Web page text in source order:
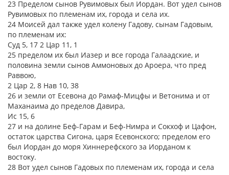
23 Пределом сынов Рувимовых был Иордан. Вот удел сынов
Рувимовых по племенам их, города и села их.
24 Моисей дал также удел колену Гадову, сынам Гадовым,
по племенам их:
Суд 5, 17 2 Цар 11, 1
25 пределом их был Иазер и все города Галаадские, и
половина земли сынов Аммоновых до Ароера, что пред
Раввою,
2 Цар 2, 8 Нав 10, 38
26 и земли от Есевона до Рамаф-Мицфы и Ветонима и от
Маханаима до пределов Давира,
Ис 15, 6
27 и на долине Беф-Гарам и Беф-Нимра и Сокхоф и Цафон,
остаток царства Сигона, царя Есевонского; пределом его
был Иордан до моря Хиннерефского за Иорданом к
востоку.
28 Вот удел сынов Гадовых по племенам их, города и села